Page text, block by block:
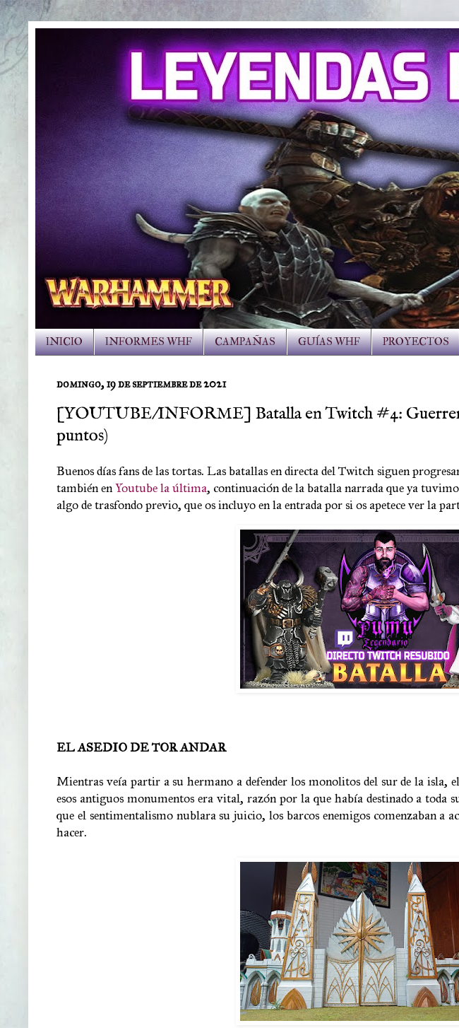
INICIO INFORMES WHF CAMPAÑAS GUÍAS WHF PROYECTOS
domingo, 19 de septiembre de 2021
[YOUTUBE/INFORME] Batalla en Twitch #4:
puntos)
Buenos días fans de las tortas. Las batallas en directa del Twitch siguen
también enYoutube la última, continuación de la batalla narrada que ya
algo de trasfondo previo, que os incluyo en la entrada por si os apetece ver la
EL ASEDIO DE TOR ANDAR
Mientras veía partir a su hermano a defender los monolitos del sur de la isla,
esos antiguos monumentos era vital, razón por la que había destinado a toda
que el sentimentalismo nublara su juicio, los barcos enemigos comenzaban a
hacer.